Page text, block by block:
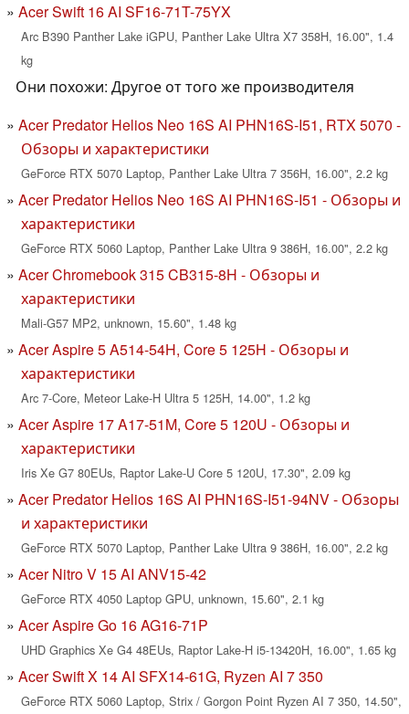
Acer Swift 16 AI SF16-71T-75YX
Arc B390 Panther Lake iGPU, Panther Lake Ultra X7 358H, 16.00", 1.4
kg
Они похожи: Другое от того же производителя
Acer Predator Helios Neo 16S AI PHN16S-I51, RTX 5070 -
Обзоры и характеристики
GeForce RTX 5070 Laptop, Panther Lake Ultra 7 356H, 16.00", 2.2 kg
Acer Predator Helios Neo 16S AI PHN16S-I51 - Обзоры и
характеристики
GeForce RTX 5060 Laptop, Panther Lake Ultra 9 386H, 16.00", 2.2 kg
Acer Chromebook 315 CB315-8H - Обзоры и
характеристики
Mali-G57 MP2, unknown, 15.60", 1.48 kg
Acer Aspire 5 A514-54H, Core 5 125H - Обзоры и
характеристики
Arc 7-Core, Meteor Lake-H Ultra 5 125H, 14.00", 1.2 kg
Acer Aspire 17 A17-51M, Core 5 120U - Обзоры и
характеристики
Iris Xe G7 80EUs, Raptor Lake-U Core 5 120U, 17.30", 2.09 kg
Acer Predator Helios 16S AI PHN16S-I51-94NV - Обзоры
и характеристики
GeForce RTX 5070 Laptop, Panther Lake Ultra 9 386H, 16.00", 2.2 kg
Acer Nitro V 15 AI ANV15-42
GeForce RTX 4050 Laptop GPU, unknown, 15.60", 2.1 kg
Acer Aspire Go 16 AG16-71P
UHD Graphics Xe G4 48EUs, Raptor Lake-H i5-13420H, 16.00", 1.65 kg
Acer Swift X 14 AI SFX14-61G, Ryzen AI 7 350
GeForce RTX 5060 Laptop, Strix / Gorgon Point Ryzen AI 7 350, 14.50",